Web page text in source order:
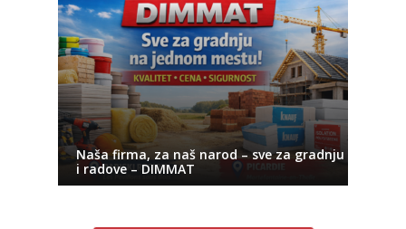
Naša firma, za naš narod – sve za gradnju
i radove – DIMMAT